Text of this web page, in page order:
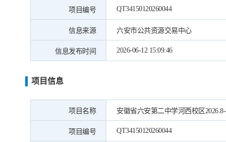
项目编号 QT34150120260044
信息来源 六安市公共资源交易中心
信息发布时间 2026-06-12 15:09:46
项目信息
项目名称 安徽省六安第二中学河西校区
项目编号 QT34150120260044